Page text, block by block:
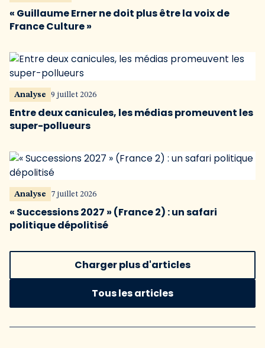
« Guillaume Erner ne doit plus être la voix de
France Culture »
Analyse 9 juillet 2026
Entre deux canicules, les médias promeuvent les
super-pollueurs
Analyse 7 juillet 2026
« Successions 2027 » (France 2) : un safari
politique dépolitisé
Charger plus d'articles
Tous les articles